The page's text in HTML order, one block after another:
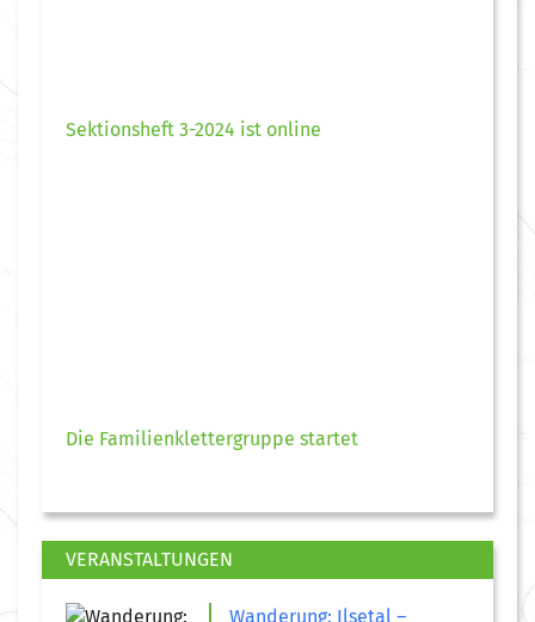
Sektionsheft 3-2024 ist online
Die Familienklettergruppe startet
VERANSTALTUNGEN
Wanderung: Ilsetal –